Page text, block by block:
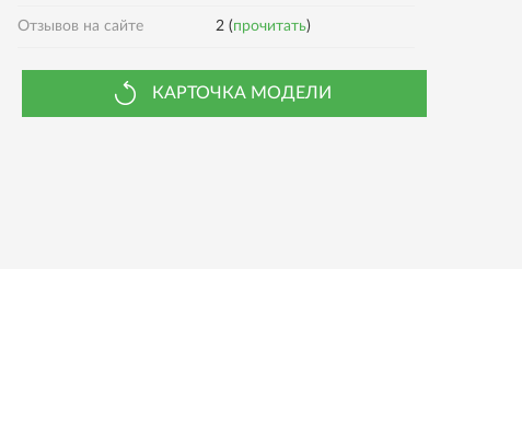
Отзывов на сайте 2 (прочитать)
КАРТОЧКА МОДЕЛИ